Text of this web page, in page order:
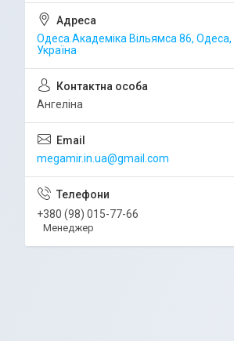
Одеса.Академіка Вільямса 86, Одеса,
Україна
Ангеліна
megamir.in.ua@gmail.com
+380 (98) 015-77-66
Менеджер